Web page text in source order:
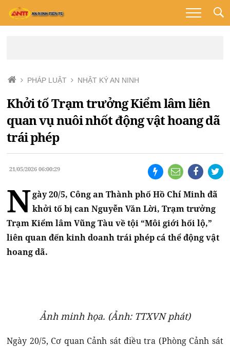
PHÁP LUẬT NHẬT KÝ AN NINH
Khởi tố Trạm trưởng Kiểm lâm liên
quan vụ nuôi nhốt động vật hoang dã
trái phép
21/05/2026 06:00:29
Ngày 20/5, Công an Thành phố Hồ Chí Minh đã
khởi tố bị can Nguyễn Văn Lời, Trạm trưởng
Trạm Kiểm lâm Vũng Tàu về tội “Môi giới hối lộ,”
liên quan đến kinh doanh trái phép cá thể động vật
hoang dã.
Ảnh minh họa. (Ảnh: TTXVN phát)
Ngày 20/5, Cơ quan Cảnh sát điều tra (Phòng Cảnh sát